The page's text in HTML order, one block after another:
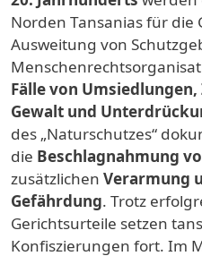
Norden Tansanias für die
Ausweitung von
Fälle von
Gewalt und
des „Naturschutzes“
die Beschlagnahmung
zusätzlichen Verarmung
Gefährdung. Trotz
Gerichtsurteile setzen
Konfiszierungen fort. Im